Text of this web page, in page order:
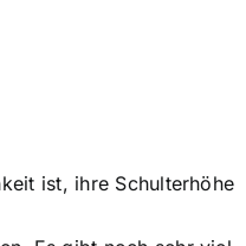
ist, ihre Schulterhöhe